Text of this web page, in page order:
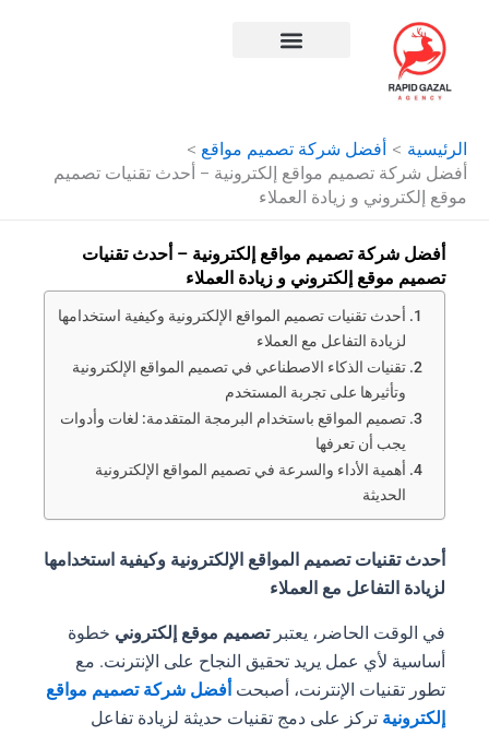
الرئيسية
أفضل شركة تصميم مواقع
أفضل شركة تصميم مواقع إلكترونية – أحدث تقنيات تصميم
موقع إلكتروني و زيادة العملاء
أفضل شركة تصميم مواقع إلكترونية – أحدث تقنيات
تصميم موقع إلكتروني و زيادة العملاء
أحدث تقنيات تصميم المواقع الإلكترونية وكيفية استخدامها
لزيادة التفاعل مع العملاء
تقنيات الذكاء الاصطناعي في تصميم المواقع الإلكترونية
وتأثيرها على تجربة المستخدم
تصميم المواقع باستخدام البرمجة المتقدمة: لغات وأدوات
يجب أن تعرفها
أهمية الأداء والسرعة في تصميم المواقع الإلكترونية
الحديثة
أحدث تقنيات تصميم المواقع الإلكترونية وكيفية استخدامها
لزيادة التفاعل مع العملاء
في الوقت الحاضر، يعتبرتصميم موقع إلكترونيخطوة
أساسية لأي عمل يريد تحقيق النجاح على الإنترنت. مع
تطور تقنيات الإنترنت، أصبحتأفضل شركة تصميم مواقع
إلكترونيةتركز على دمج تقنيات حديثة لزيادة تفاعل